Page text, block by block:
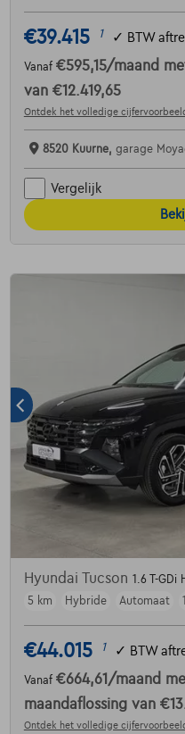
€39.415 1 ✓ BTW
Vanaf €595,15/maand
van €12.419,65
Ontdek het volledige
8520 Kuurne, garage
Vergelijk
Hyundai Tucson 1.6 T-GDi
5 km
Hybride Automaat
€44.015 1 ✓ BTW
Vanaf €664,61 /maand
maandaflossing van
Ontdek het volledige